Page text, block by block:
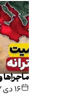
۱۶ دی ۱۴۰۳